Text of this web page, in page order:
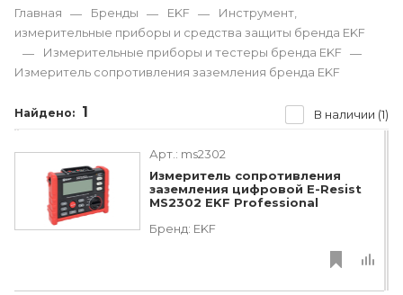
Главная — Бренды — EKF —
Инструмент,
измерительные приборы и средства защиты бренда EKF
—
Измерительные приборы и тестеры бренда EKF —
Измеритель сопротивления заземления бренда EKF
Найдено: 1 В наличии (1)
Арт.: ms2302
Измеритель сопротивления
заземления цифровой E-Resist
MS2302 EKF Professional
Бренд: EKF